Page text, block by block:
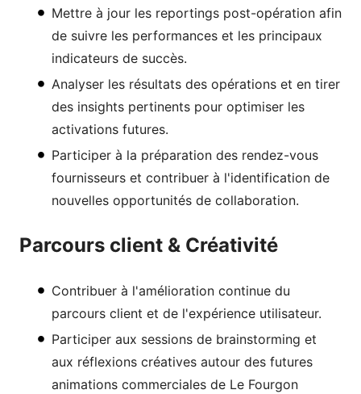
Mettre à jour les reportings post-opération afin
de suivre les performances et les principaux
indicateurs de succès.
Analyser les résultats des opérations et en tirer
des insights pertinents pour optimiser les
activations futures.
Participer à la préparation des rendez-vous
fournisseurs et contribuer à l'identification de
nouvelles opportunités de collaboration.
Parcours client & Créativité
Contribuer à l'amélioration continue du
parcours client et de l'expérience utilisateur.
Participer aux sessions de brainstorming et
aux réflexions créatives autour des futures
animations commerciales de Le Fourgon